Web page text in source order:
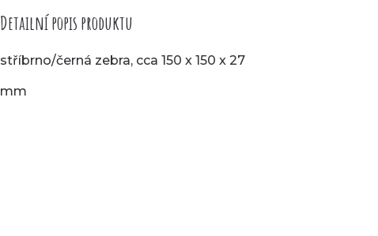
Detailní popis produktu
stříbrno/černá zebra, cca 150 x 150 x 27
mm